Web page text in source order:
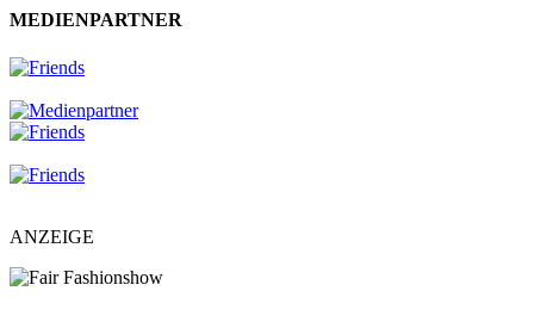
MEDIENPARTNER
ANZEIGE